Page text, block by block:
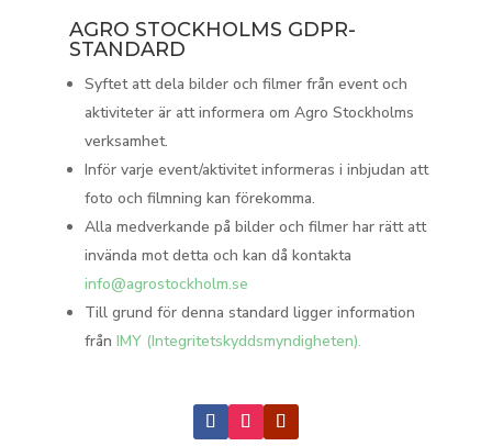
AGRO STOCKHOLMS GDPR-
STANDARD
Syftet att dela bilder och filmer från event och
aktiviteter är att informera om Agro Stockholms
verksamhet.
Inför varje event/aktivitet informeras i inbjudan att
foto och filmning kan förekomma.
Alla medverkande på bilder och filmer har rätt att
invända mot detta och kan då kontakta
info@agrostockholm.se
Till grund för denna standard ligger information
från IMY (Integritetskyddsmyndigheten).